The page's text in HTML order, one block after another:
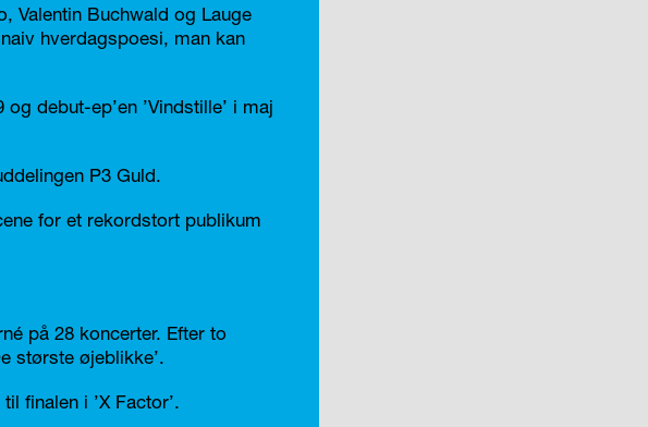
­Valentin Buchwald og Lauge
hverdagspoesi, man kan
­debut-ep’en ’Vindstille’ i maj
P3 Guld.
for et rekordstort publikum
på 28 koncerter. Efter to
største øjeblikke’.
finalen i ’X Factor’.